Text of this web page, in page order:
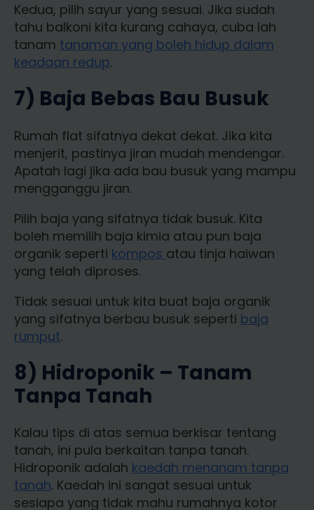
Kedua, pilih sayur yang sesuai. Jika sudah
tahu balkoni kita kurang cahaya, cuba lah
tanam tanaman yang boleh hidup dalam
keadaan redup.
7) Baja Bebas Bau Busuk
Rumah flat sifatnya dekat dekat. Jika kita
menjerit, pastinya jiran mudah mendengar.
Apatah lagi jika ada bau busuk yang mampu
mengganggu jiran.
Pilih baja yang sifatnya tidak busuk. Kita
boleh memilih baja kimia atau pun baja
organik seperti kompos atau tinja haiwan
yang telah diproses.
Tidak sesuai untuk kita buat baja organik
yang sifatnya berbau busuk seperti baja
rumput.
8) Hidroponik – Tanam
Tanpa Tanah
Kalau tips di atas semua berkisar tentang
tanah, ini pula berkaitan tanpa tanah.
Hidroponik adalah kaedah menanam tanpa
tanah. Kaedah ini sangat sesuai untuk
sesiapa yang tidak mahu rumahnya kotor